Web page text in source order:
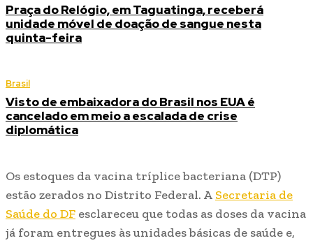
Praça do Relógio, em Taguatinga, receberá
unidade móvel de doação de sangue nesta
quinta-feira
Brasil
Visto de embaixadora do Brasil nos EUA é
cancelado em meio a escalada de crise
diplomática
Os estoques da vacina tríplice bacteriana (DTP)
estão zerados no Distrito Federal. A Secretaria de
Saúde do DF esclareceu que todas as doses da vacina
já foram entregues às unidades básicas de saúde e,